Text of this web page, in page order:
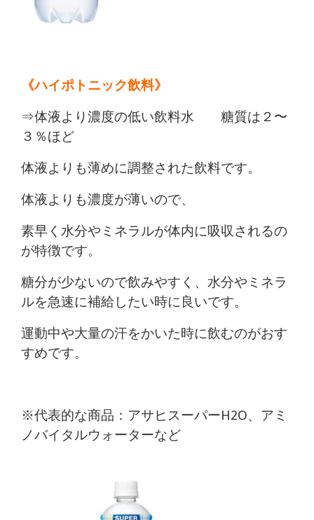
《ハイポトニック飲料》
⇒体液より濃度の低い飲料水 糖質は２〜
３％ほど
体液よりも薄めに調整された飲料です。
体液よりも濃度が薄いので、
素早く水分やミネラルが体内に吸収されるの
が特徴です。
糖分が少ないので飲みやすく、水分やミネラ
ルを急速に補給したい時に良いです。
運動中や大量の汗をかいた時に飲むのがおす
すめです。
※代表的な商品：アサヒスーパーH2O、アミ
ノバイタルウォーターなど